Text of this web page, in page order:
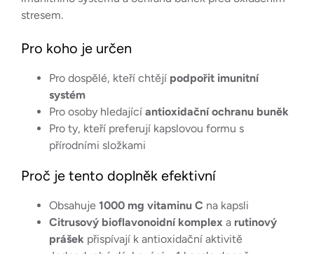
stresem.
Pro koho je určen
Pro dospělé, kteří chtějí podpořit imunitní
systém
Pro osoby hledající antioxidační ochranu buněk
Pro ty, kteří preferují kapslovou formu s
přírodními složkami
Proč je tento doplněk efektivní
Obsahuje 1000 mg vitaminu C na kapsli
Citrusový bioflavonoidní komplex a rutinový
prášek přispívají k antioxidační aktivitě